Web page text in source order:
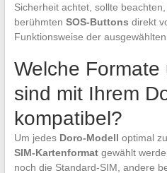
Sicherheit achtet, sollte
berühmten SOS-Buttons direkt
Funktionsweise der
Welche Formate
sind mit Ihrem
kompatibel?
Um jedes Doro-Modell optimal
SIM-Kartenformatgewählt
noch die Standard-SIM, andere